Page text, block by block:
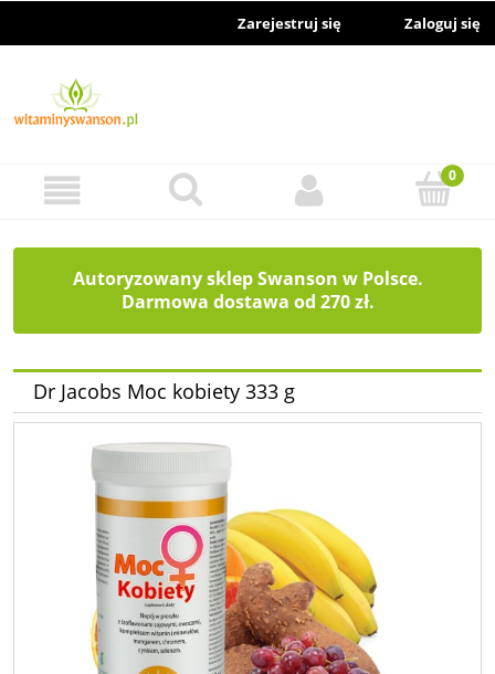
Zarejestruj się Zaloguj się
Autoryzowany sklep Swanson w Polsce.
Darmowa dostawa od 270 zł.
Dr Jacobs Moc kobiety 333 g